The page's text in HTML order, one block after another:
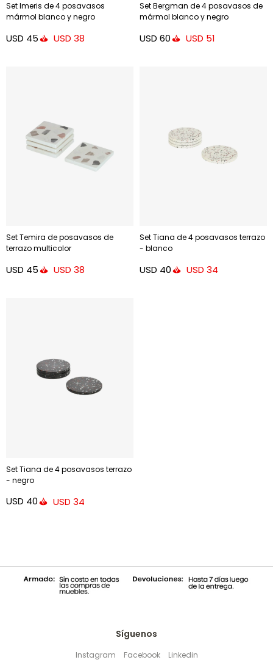
Set Imeris de 4 posavasos
mármol blanco y negro
USD 45 USD 38
Set Bergman de 4 posavasos de
mármol blanco y negro
USD 60 USD 51
Set Temira de posavasos de
terrazo multicolor
USD 45 USD 38
Set Tiana de 4 posavasos terrazo
- blanco
USD 40 USD 34
Set Tiana de 4 posavasos terrazo
- negro
USD 40 USD 34
Síguenos
Instagram Facebook Linkedin